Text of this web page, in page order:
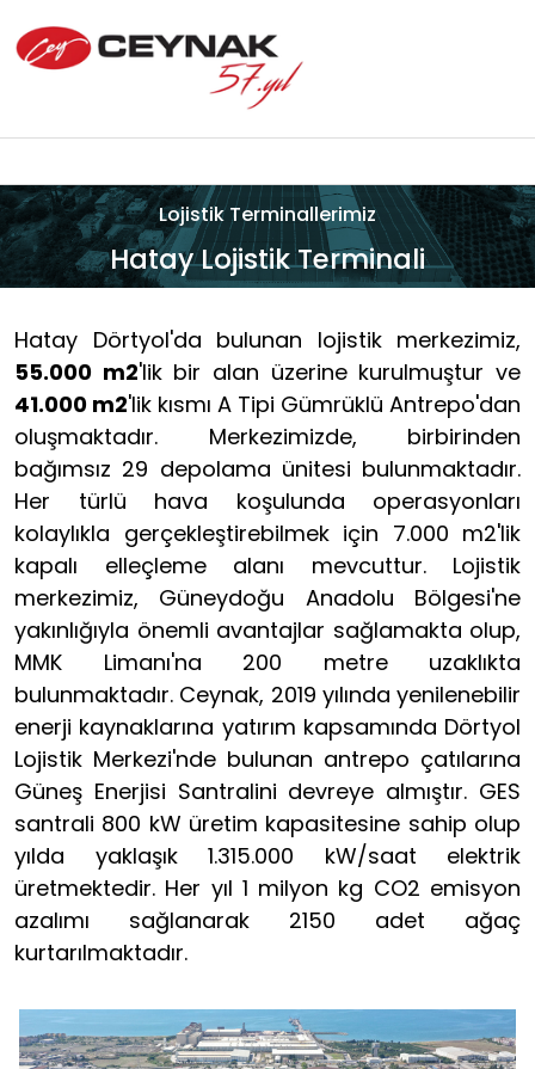
Lojistik Terminallerimiz
Hatay Lojistik Terminali
Hatay Dörtyol'da bulunan lojistik merkezimiz,
55.000 m2'lik bir alan üzerine kurulmuştur ve
41.000 m2'lik kısmı A Tipi Gümrüklü Antrepo'dan
oluşmaktadır. Merkezimizde, birbirinden
bağımsız 29 depolama ünitesi bulunmaktadır.
Her türlü hava koşulunda operasyonları
kolaylıkla gerçekleştirebilmek için 7.000 m2'lik
kapalı elleçleme alanı mevcuttur. Lojistik
merkezimiz, Güneydoğu Anadolu Bölgesi'ne
yakınlığıyla önemli avantajlar sağlamakta olup,
MMK Limanı'na 200 metre uzaklıkta
bulunmaktadır. Ceynak, 2019 yılında yenilenebilir
enerji kaynaklarına yatırım kapsamında Dörtyol
Lojistik Merkezi'nde bulunan antrepo çatılarına
Güneş Enerjisi Santralini devreye almıştır. GES
santrali 800 kW üretim kapasitesine sahip olup
yılda yaklaşık 1.315.000 kW/saat elektrik
üretmektedir. Her yıl 1 milyon kg CO2 emisyon
azalımı sağlanarak 2150 adet ağaç
kurtarılmaktadır.